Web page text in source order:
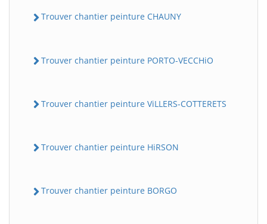
Trouver chantier peinture CHAUNY
Trouver chantier peinture PORTO-VECCHiO
Trouver chantier peinture ViLLERS-COTTERETS
Trouver chantier peinture HiRSON
Trouver chantier peinture BORGO